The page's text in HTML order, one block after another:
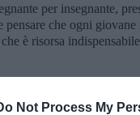
Not Process My
per insegnante,
che ogni giovane
è risorsa